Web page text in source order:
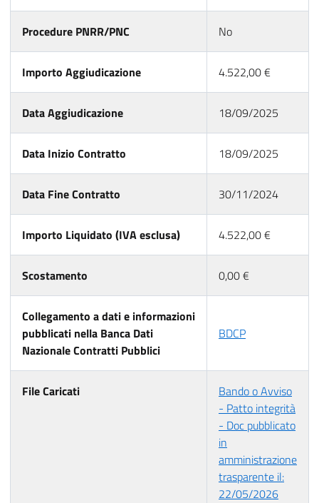
Procedure PNRR/PNC No
Importo Aggiudicazione 4.522,00 €
Data Aggiudicazione 18/09/2025
Data Inizio Contratto 18/09/2025
Data Fine Contratto 30/11/2024
Importo Liquidato (IVA esclusa) 4.522,00 €
Scostamento 0,00 €
Collegamento a dati e informazioni
pubblicati nella Banca Dati
Nazionale Contratti Pubblici
BDCP
File Caricati
Bando o Avviso
- Patto integrità
- Doc pubblicato
in
amministrazione
trasparente il:
22/05/2026